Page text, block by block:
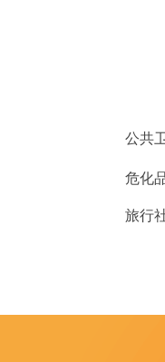
公共
危化
旅行